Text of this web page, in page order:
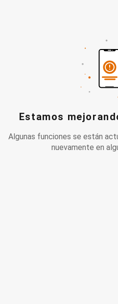
Estamos
Algunas funciones se están
nuevamente en